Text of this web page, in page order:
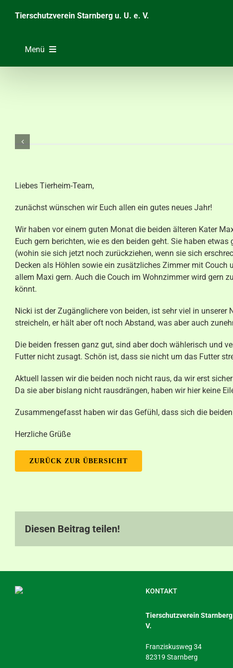
InhaltTierschutzverein Starnberg u. U. e. V.
Menü
Ratgeber & Service
Aktuelles
Kontakt
Liebes Tierheim-Team,
zunächst wünschen wir Euch allen ein gutes neues Jahr!
Wir haben vor einem guten Monat die beiden älteren Kater
Euch gern berichten, wie es den beiden geht. Sie haben
(wohin sie sich jetzt noch zurückziehen, wenn sie sich
Decken als Höhlen sowie ein zusätzliches Zimmer mit
allem Maxi gern. Auch die Couch im Wohnzimmer wird gern
könnt.
Nicki ist der Zugänglichere von beiden, ist sehr viel in
streicheln, er hält aber oft noch Abstand, was aber auch
Die beiden fressen ganz gut, sind aber doch wählerisch und
Futter nicht zusagt. Schön ist, dass sie nicht um das Futter
Aktuell lassen wir die beiden noch nicht raus, da wir erst
Da sie aber bislang nicht rausdrängen, haben wir hier keine
Zusammengefasst haben wir das Gefühl, dass sich die
Herzliche Grüße
ZURÜCK ZUR ÜBERSICHT
Diesen Beitrag teilen!
KONTAKT
Tierschutzverein Starnberg
V.
Franziskusweg 34
82319 Starnberg